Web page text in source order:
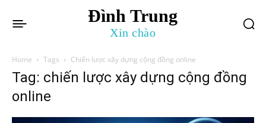
Đình Trung
Xin chào
Home Tags Chiến lược xây dựng cộng đồng online
Tag: chiến lược xây dựng cộng đồng
online